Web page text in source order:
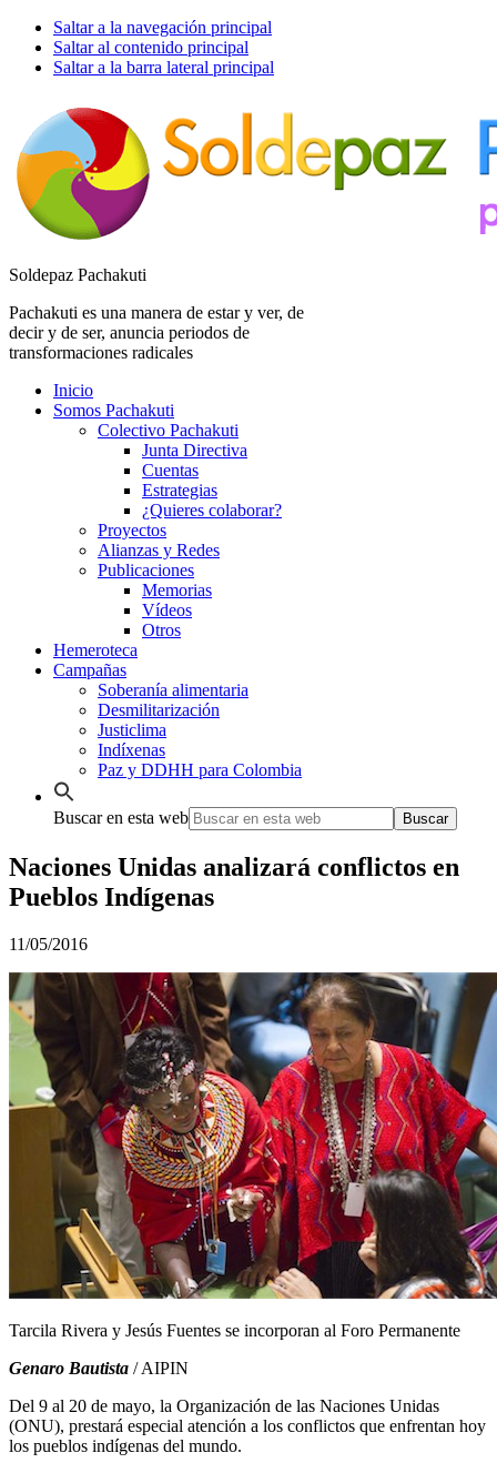
Saltar a la navegación principal
Saltar al contenido principal
Saltar a la barra lateral principal
Soldepaz Pachakuti
Pachakuti es una manera de estar y ver, de
decir y de ser, anuncia periodos de
transformaciones radicales
Inicio
Somos Pachakuti
Colectivo Pachakuti
Junta Directiva
Cuentas
Estrategias
¿Quieres colaborar?
Proyectos
Alianzas y Redes
Publicaciones
Memorias
Vídeos
Otros
Hemeroteca
Campañas
Soberanía alimentaria
Desmilitarización
Justiclima
Indíxenas
Paz y DDHH para Colombia
Buscar en esta web
Naciones Unidas analizará conflictos en
Pueblos Indígenas
11/05/2016
Tarcila Rivera y Jesús Fuentes se incorporan al Foro Permanente
Genaro Bautista / AIPIN
Del 9 al 20 de mayo, la Organización de las Naciones Unidas
(ONU), prestará especial atención a los conflictos que enfrentan hoy
los pueblos indígenas del mundo.